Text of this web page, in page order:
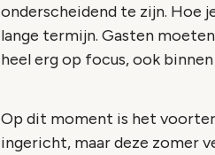
onderscheidend te zijn. Hoe
lange termijn. Gasten
heel erg op focus, ook binnen
Op dit moment is het
ingericht, maar deze zomer